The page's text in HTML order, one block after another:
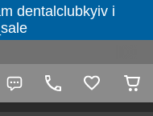
dentalclubkyiv і